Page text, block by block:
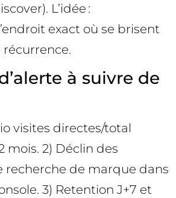
L’idée :
exact où se brisent
récurrence.
à suivre de
visites directes/total
mois. 2) Déclin des
recherche de marque dans
3) Retention J+7 et